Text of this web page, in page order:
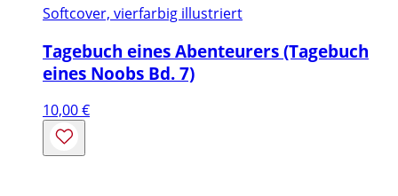
Softcover, vierfarbig illustriert
Tagebuch eines Abenteurers (Tagebuch
eines Noobs Bd. 7)
10,00€